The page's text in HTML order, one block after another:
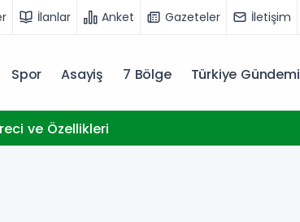
İlanlar Anket Gazeteler İletişim
Spor Asayiş 7 Bölge Türkiye Gündemi
ve Özellikleri